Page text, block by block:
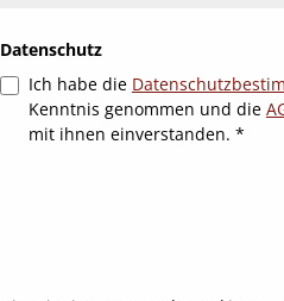
Datenschutz
Ich habe die
Kenntnis genommen und die
mit ihnen einverstanden. *